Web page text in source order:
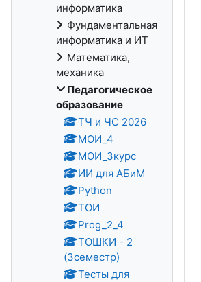
информатика
Фундаментальная
информатика и ИТ
Математика,
механика
Педагогическое
образование
ТЧ и ЧС 2026
МОИ_4
МОИ_3курс
ИИ для АБиМ
Python
ТОИ
Prog_2_4
ТОШКИ - 2
(3семестр)
Тесты для